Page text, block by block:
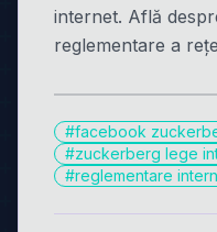
internet. Află
reglementare a
#facebook
#zuckerberg lege
#reglementare